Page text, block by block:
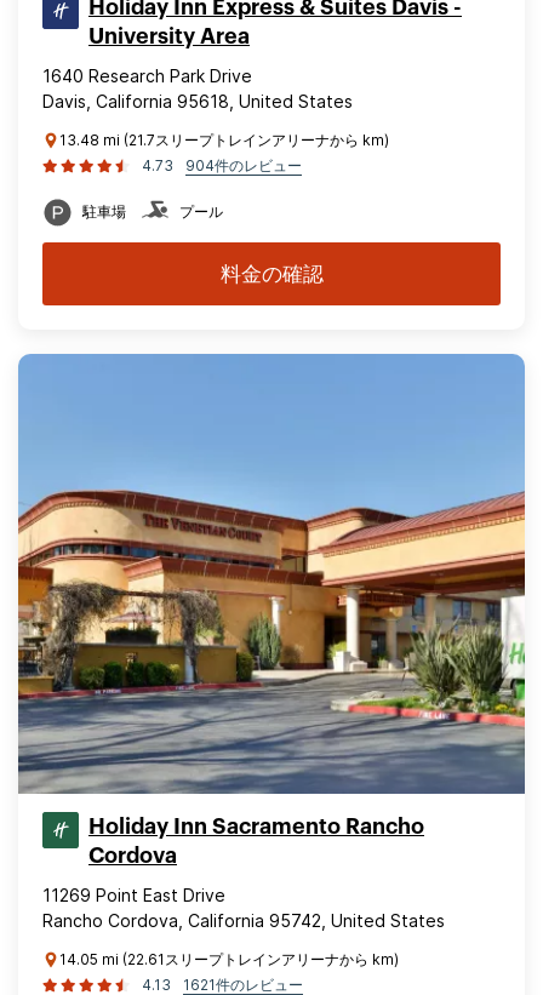
Holiday Inn Express & Suites Davis -
University Area
1640 Research Park Drive
Davis, California 95618, United States
13.48 mi (21.7スリープトレインアリーナから km)
4.73
904件のレビュー
駐車場 プール
料金の確認
Holiday Inn Sacramento Rancho
Cordova
11269 Point East Drive
Rancho Cordova, California 95742, United States
14.05 mi (22.61スリープトレインアリーナから km)
4.13
1621件のレビュー